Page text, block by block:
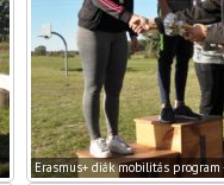
Erasmus+ diák mobilitás